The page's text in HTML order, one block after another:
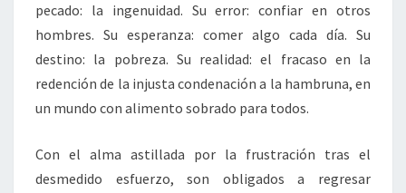
pecado: la ingenuidad. Su error: confiar en otros
hombres. Su esperanza: comer algo cada día. Su
destino: la pobreza. Su realidad: el fracaso en la
redención de la injusta condenación a la hambruna, en
un mundo con alimento sobrado para todos.
Con el alma astillada por la frustración tras el
desmedido esfuerzo, son obligados a regresar